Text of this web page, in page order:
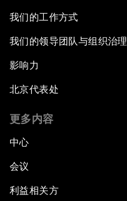
我们的工作方式
我们的领导团队与组织治理
影响力
北京代表处
更多内容
中心
会议
利益相关方